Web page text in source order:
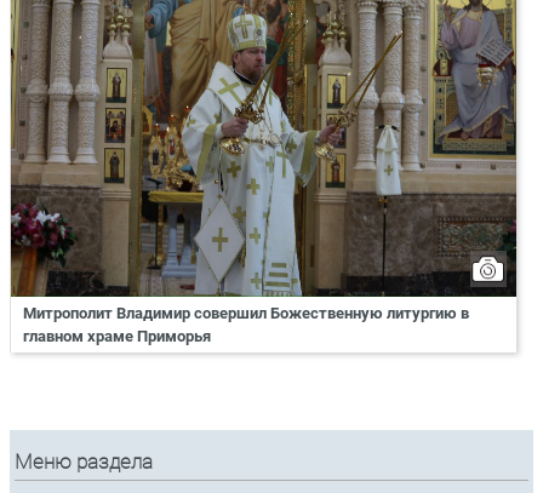
Митрополит Владимир совершил Божественную литургию в
главном храме Приморья
Меню раздела